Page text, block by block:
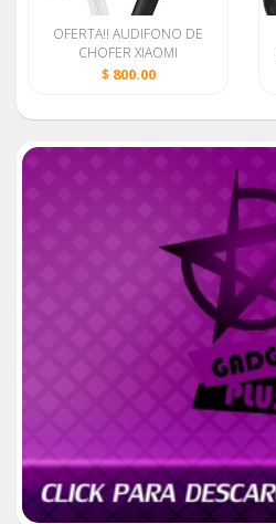
OFERTA!! AUDIFONO DE
CHOFER XIAOMI
PINGANILLO BLUETOOTH
$ 800.00